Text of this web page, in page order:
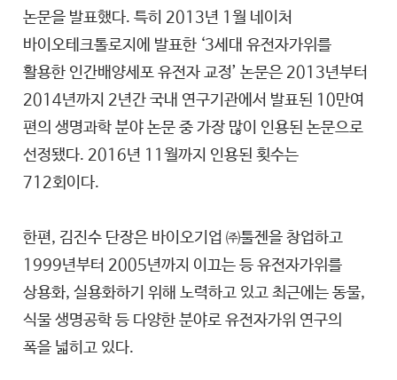
논문을 발표했다. 특히 2013년 1월 네이처
바이오테크톨로지에 발표한 ‘3세대 유전자가위를
활용한 인간배양세포 유전자 교정’ 논문은 2013년부터
2014년까지 2년간 국내 연구기관에서 발표된 10만여
편의 생명과학 분야 논문 중 가장 많이 인용된 논문으로
선정됐다. 2016년 11월까지 인용된 횟수는
712회이다.
한편, 김진수 단장은 바이오기업 ㈜툴젠을 창업하고
1999년부터 2005년까지 이끄는 등 유전자가위를
상용화, 실용화하기 위해 노력하고 있고 최근에는 동물,
식물 생명공학 등 다양한 분야로 유전자가위 연구의
폭을 넓히고 있다.